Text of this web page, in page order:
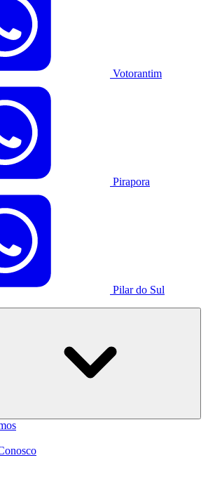
Votorantim
Pirapora
Pilar do Sul